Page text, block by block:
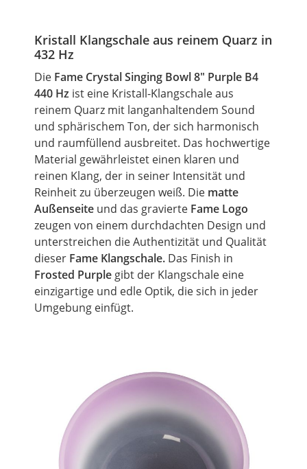
Kristall Klangschale aus reinem Quarz in
432 Hz
Die Fame Crystal Singing Bowl 8" Purple B4
440 Hz ist eine Kristall-Klangschale aus
reinem Quarz mit langanhaltendem Sound
und sphärischem Ton, der sich harmonisch
und raumfüllend ausbreitet. Das hochwertige
Material gewährleistet einen klaren und
reinen Klang, der in seiner Intensität und
Reinheit zu überzeugen weiß. Die matte
Außenseite und das gravierte Fame Logo
zeugen von einem durchdachten Design und
unterstreichen die Authentizität und Qualität
dieser Fame Klangschale. Das Finish in
Frosted Purple gibt der Klangschale eine
einzigartige und edle Optik, die sich in jeder
Umgebung einfügt.